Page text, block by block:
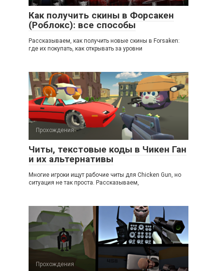
Как получить скины в Форсакен
(Роблокс): все способы
Рассказываем, как получить новые скины в Forsaken:
где их покупать, как открывать за уровни
Прохождения
Читы, текстовые коды в Чикен Ган
и их альтернативы
Многие игроки ищут рабочие читы для Chicken Gun, но
ситуация не так проста. Рассказываем,
Прохождения